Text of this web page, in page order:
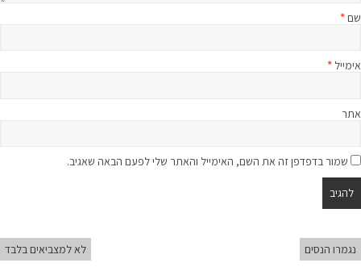
שם*
אימייל *
אתר
שמור בדפדפן זה את השם, האימייל והאתר שלי לפעם הבאה שאגיב.
נגמרו הנסים לא למצביאים בלבד